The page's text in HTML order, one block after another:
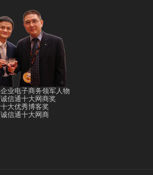
业电子商务领军人物
信通十大网商奖
大优秀博客奖
信通十大网商